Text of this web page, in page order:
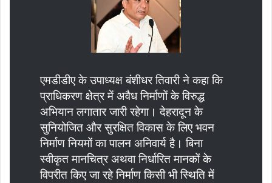
एमडीडीए के उपाध्यक्ष बंशीधर तिवारी ने कहा कि
प्राधिकरण क्षेत्र में अवैध निर्माणों के विरुद्ध
अभियान लगातार जारी रहेगा। देहरादून के
सुनियोजित और सुरक्षित विकास के लिए भवन
निर्माण नियमों का पालन अनिवार्य है। बिना
स्वीकृत मानचित्र अथवा निर्धारित मानकों के
विपरीत किए जा रहे निर्माण किसी भी स्थिति में